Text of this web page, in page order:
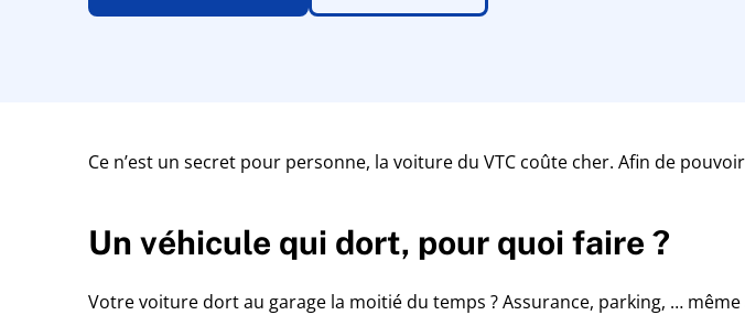
Ce n’est un secret pour personne, la voiture du VTC coûte cher. Afin de
Un véhicule qui dort, pour quoi faire ?
Votre voiture dort au garage la moitié du temps ? Assurance, parking, … même